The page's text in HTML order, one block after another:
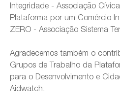
Integridade - Associação
Plataforma por um Comércio
ZERO - Associação Sistema
Agradecemos também o
Grupos de Trabalho da
para o Desenvolvimento e
Aidwatch.